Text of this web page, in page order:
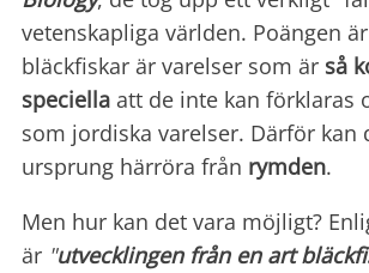
vetenskapliga världen. Poängen
bläckfiskar är varelser som är så
speciella att de inte kan förklaras
som jordiska varelser. Därför kan
ursprung härröra från rymden.
Men hur kan det vara möjligt?
är "utvecklingen från en art